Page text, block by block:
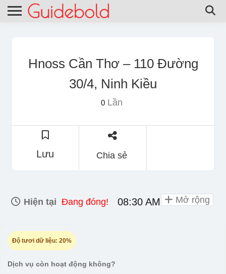
Hnoss Cần Thơ – 110 Đường
30/4, Ninh Kiều
0Lần
Lưu Chia sẻ
Hiện tại Đang đóng! 08:30 AM - 10:00 PM
Độ tươi dữ liệu: 20%
Dịch vụ còn hoạt động không?
Mở rộng